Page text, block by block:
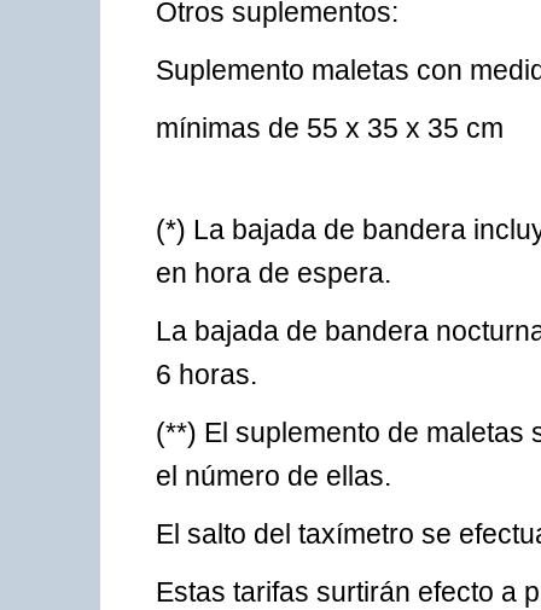
Otros suplementos:
Suplemento maletas con
mínimas de 55 x 35 x 35 cm
(*) La bajada de bandera
en hora de espera.
La bajada de bandera
6 horas.
(**) El suplemento de maletas
el número de ellas.
El salto del taxímetro se
Estas tarifas surtirán efecto a